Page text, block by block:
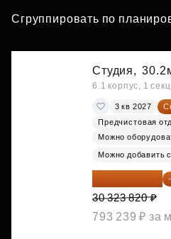
Сгруппировать по
Студия,
6.1 корпус, 1
3 кв 2027
Предчистовая
Можно
Можно добавить
23 955 818 ₽
30 323 820 ₽
793 239 ₽ за